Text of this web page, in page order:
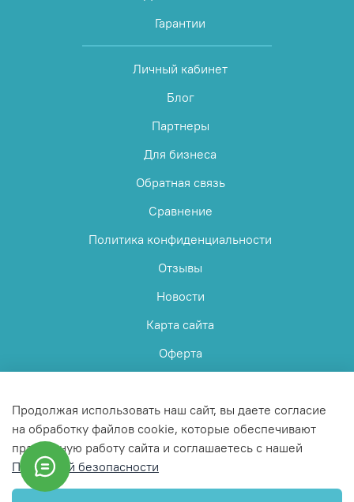
Гарантии
Личный кабинет
Блог
Партнеры
Для бизнеса
Обратная связь
Сравнение
Политика конфиденциальности
Отзывы
Новости
Карта сайта
Оферта
© 2025 Любое использование контента без письменного
разрешения запрещено
Продолжая использовать наш сайт, вы даете согласие
на обработку файлов cookie, которые обеспечивают
правильную работу сайта и соглашаетесь с нашей
Политикой безопасности